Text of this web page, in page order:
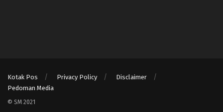
Kotak Pos Privacy Policy
Disclaimer
Pedoman Media
© SM 2021